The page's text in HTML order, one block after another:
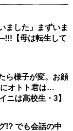
ました」まずいま
【母は転生して
ら様子が変。お顔
オトト君は…
ニは高校生・3】
!? でも会話の中